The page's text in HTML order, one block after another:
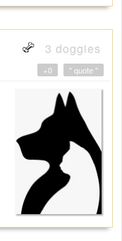
3 doggies
" quote "
+0